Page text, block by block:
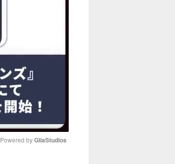
Powered by GliaStudios